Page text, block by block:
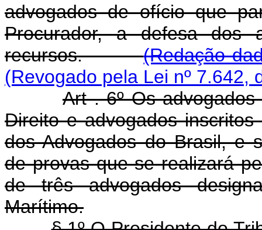
advogados de ofício que
Procurador, a defesa dos
recursos.(Redação
(Revogado pela Lei nº 7.642,
Art . 6º Os
Direito e advogados
dos Advogados do Brasil, e
de provas que se realizará
de três advogados
Marítimo.